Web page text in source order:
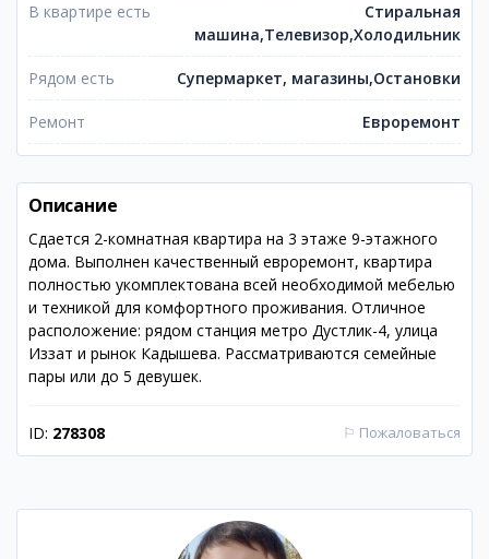
В квартире есть
Стиральная
машина,Телевизор,Холодильник
Рядом есть Супермаркет, магазины,Остановки
Ремонт Евроремонт
Описание
Сдается 2-комнатная квартира на 3 этаже 9-этажного
дома. Выполнен качественный евроремонт, квартира
полностью укомплектована всей необходимой мебелью
и техникой для комфортного проживания. Отличное
расположение: рядом станция метро Дустлик-4, улица
Иззат и рынок Кадышева. Рассматриваются семейные
пары или до 5 девушек.
ID: 278308 ⚐ Пожаловаться